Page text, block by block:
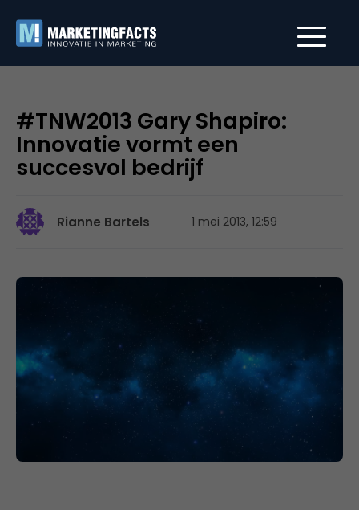
#TNW2013 Gary Shapiro:
Innovatie vormt een
succesvol bedrijf
Rianne Bartels 1 mei 2013, 12:59